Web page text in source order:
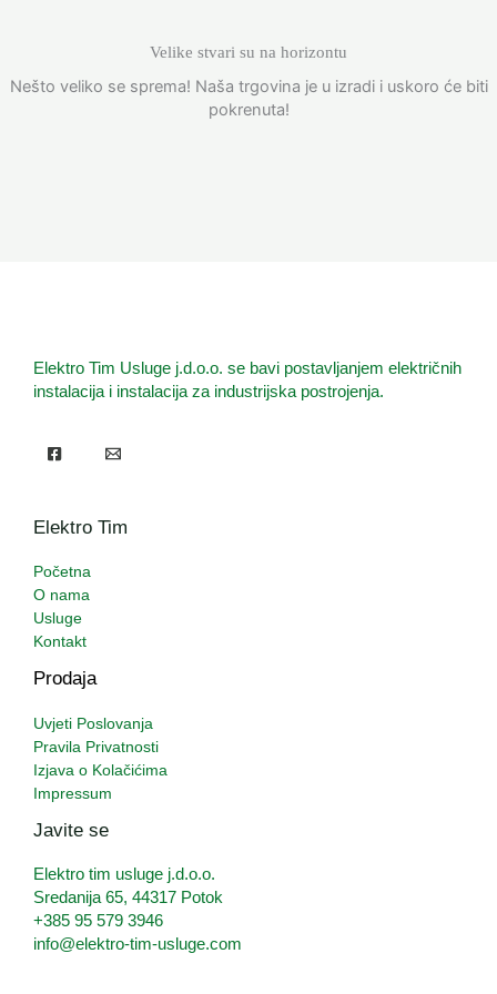
Velike stvari su na horizontu
Nešto veliko se sprema! Naša trgovina je u izradi i uskoro će biti
pokrenuta!
Elektro Tim Usluge j.d.o.o. se bavi postavljanjem električnih
instalacija i instalacija za industrijska postrojenja.
Elektro Tim
Početna
O nama
Usluge
Kontakt
Prodaja
Uvjeti Poslovanja
Pravila Privatnosti
Izjava o Kolačićima
Impressum
Javite se
Elektro tim usluge j.d.o.o.
Sredanija 65, 44317 Potok
+385 95 579 3946
info@elektro-tim-usluge.com